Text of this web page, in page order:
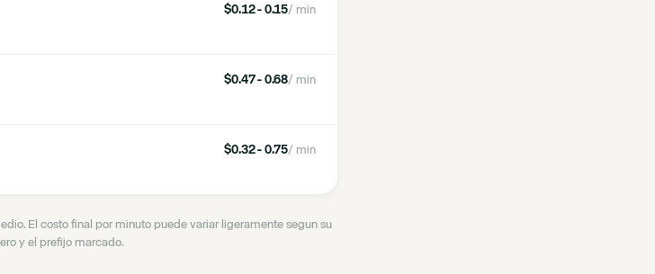
$0.12 - 0.15/ min
$0.47 - 0.68/ min
$0.32 - 0.75/ min
El costo final por minuto puede variar ligeramente segun su
y el prefijo marcado.